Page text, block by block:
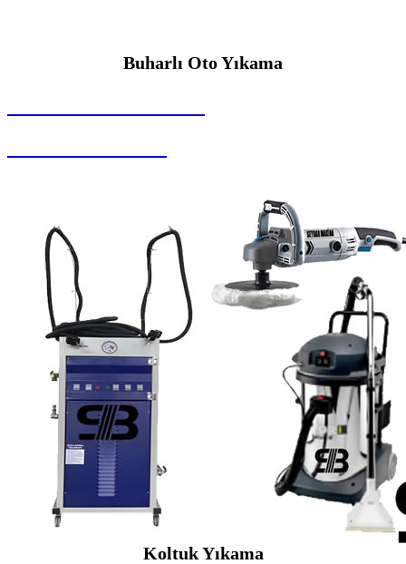
Buharlı Oto Yıkama
Koltuk Yıkama